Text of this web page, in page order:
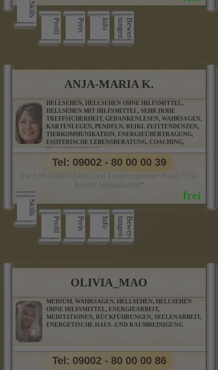
Skills
Profil
Preis Info B
e
w
e
r
­
t
u
n
g
e
n
ANJA-MARIA K.
HELLSEHEN, HELLSEHEN OHNE HILFSMITTEL,
HELLSEHEN MIT HILFSMITTEL, SEHR HOHE
TREFFSICHERHEIT, GEDANKENLESEN, WAHRSAGEN,
KARTENLEGEN, PENDELN, REIKI, ZEITTENDENZEN,
TIERKOMMUNIKATION, ENERGIEÜBERTRAGUNG,
ESOTERISCHE LEBENSBERATUNG, COACHING,
TRAUMDEUTUNG
Skills
Profil
Preis Info B
e
w
e
r
­
t
u
n
g
e
n
Tel: 09002 - 80 00 00 39
OLIVIA_MAO
MEDIUM, WAHRSAGEN, HELLSEHEN, HELLSEHEN
OHNE HILFSMITTEL, ENERGIEARBEIT,
MEDITATIONEN, RÜCKFÜHRUNGEN, SEELENARBEIT,
ENERGETISCHE HAUS -UND RAUMREINIGUNG
Tel: 09002 - 80 00 00 86